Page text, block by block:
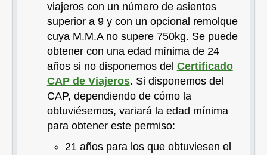
viajeros con un número de asientos
superior a 9 y con un opcional remolque
cuya M.M.A no supere 750kg. Se puede
obtener con una edad mínima de 24
años si no disponemos del Certificado
CAP de Viajeros. Si disponemos del
CAP, dependiendo de cómo la
obtuviésemos, variará la edad mínima
para obtener este permiso:
21 años para los que obtuviesen el